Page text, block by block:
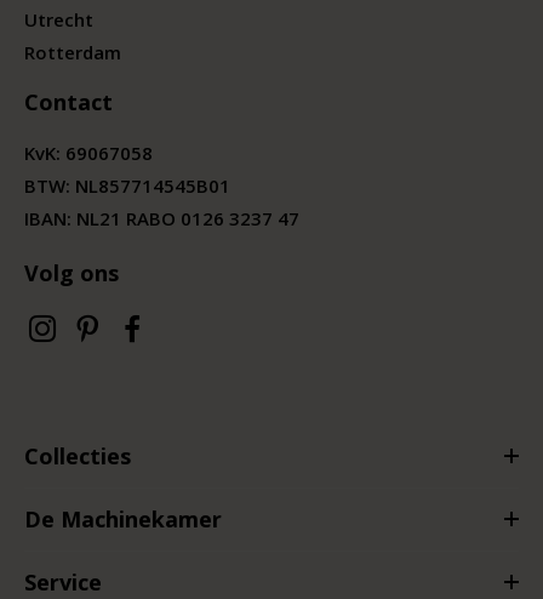
Utrecht
Rotterdam
Contact
KvK: 69067058
BTW: NL857714545B01
IBAN: NL21 RABO 0126 3237 47
Volg ons
Collecties
De Machinekamer
Service